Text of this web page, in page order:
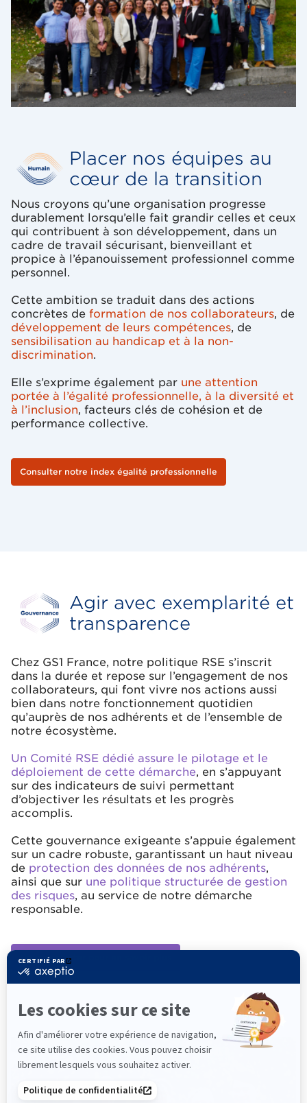
Placer nos équipes au
cœur de la transition
Nous croyons qu’une organisation progresse
durablement lorsqu’elle fait grandir celles et ceux
qui contribuent à son développement, dans un
cadre de travail sécurisant, bienveillant et
propice à l’épanouissement professionnel comme
personnel.
Cette ambition se traduit dans des actions
concrètes de formation de nos collaborateurs, de
développement de leurs compétences, de
sensibilisation au handicap et à la non-
discrimination.
Elle s’exprime également par une attention
portée à l’égalité professionnelle, à la diversité et
à l’inclusion, facteurs clés de cohésion et de
performance collective.
Consulter notre index égalité professionnelle
Agir avec exemplarité et
transparence
Chez GS1 France, notre politique RSE s’inscrit
dans la durée et repose sur l’engagement de nos
collaborateurs, qui font vivre nos actions aussi
bien dans notre fonctionnement quotidien
qu’auprès de nos adhérents et de l’ensemble de
notre écosystème.
Un Comité RSE dédié assure le pilotage et le
déploiement de cette démarche, en s’appuyant
sur des indicateurs de suivi permettant
d’objectiver les résultats et les progrès
accomplis.
Cette gouvernance exigeante s’appuie également
sur un cadre robuste, garantissant un haut niveau
de protection des données de nos adhérents,
ainsi que sur une politique structurée de gestion
des risques, au service de notre démarche
responsable.
Nous contacter pour en savoir plus